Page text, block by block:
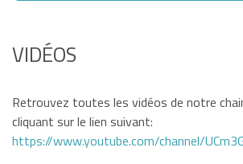
VIDÉOS
Retrouvez toutes les vidéos de notre
cliquant sur le lien suivant:
https://www.youtube.com/channel/